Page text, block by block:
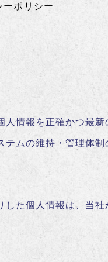
ーポリシー
人情報を正確かつ最
テムの維持・管理体
した個人情報は、当